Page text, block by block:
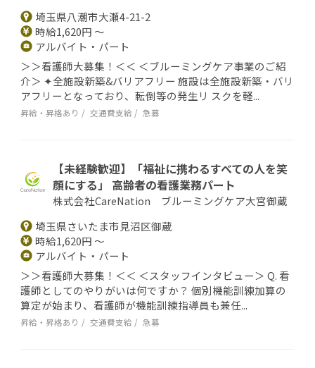
埼玉県八潮市大瀬4-21-2
時給1,620円 ～
アルバイト・パート
＞＞看護師大募集！＜＜ ＜ブルーミングケア事業のご紹
介＞ ✦全施設新築&バリアフリー 施設は全施設新築・バリ
アフリーとなっており、転倒等の発生リ スクを軽...
昇給・昇格あり 交通費支給 急募
【未経験歓迎】「福祉に携わるすべての人を笑
顔にする」 高齢者の看護業務パート
株式会社CareNation ブルーミングケア大宮御蔵
埼玉県さいたま市見沼区御蔵
時給1,620円 ～
アルバイト・パート
＞＞看護師大募集！＜＜ ＜スタッフインタビュー＞ Q. 看
護師としてのやりがいは何ですか？ 個別機能訓練加算の
算定が始まり、看護師が機能訓練指導員も兼任...
昇給・昇格あり 交通費支給 急募